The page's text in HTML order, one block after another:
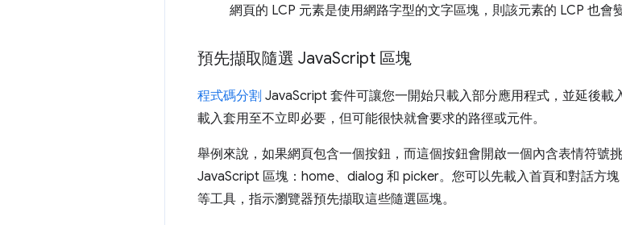
網頁的 LCP 元素是使用網路字型的文字區塊，則該元素的 LCP 也會變
預先擷取隨選 JavaScript 區塊
程式碼分割 JavaScript 套件可讓您一開始只載入部分應用程式，並延後
載入套用至不立即必要，但可能很快就會要求的路徑或元件。
舉例來說，如果網頁包含一個按鈕，而這個按鈕會開啟一個內含表情符號
JavaScript 區塊：home、dialog 和 picker。您可以先載入首頁和對話方
等工具，指示瀏覽器預先擷取這些隨選區塊。